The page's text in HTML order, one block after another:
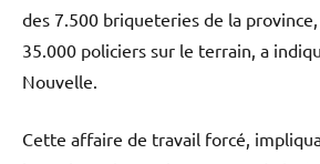
des 7.500 briqueteries de la
35.000 policiers sur le terrain, a
Nouvelle.
Cette affaire de travail forcé,